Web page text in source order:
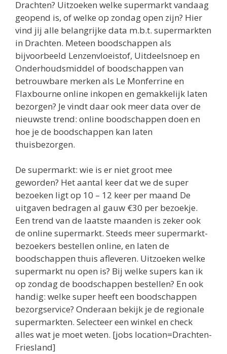
Drachten? Uitzoeken welke supermarkt vandaag
geopend is, of welke op zondag open zijn? Hier
vind jij alle belangrijke data m.b.t. supermarkten
in Drachten. Meteen boodschappen als
bijvoorbeeld Lenzenvloeistof, Uitdeelsnoep en
Onderhoudsmiddel of boodschappen van
betrouwbare merken als Le Monferrine en
Flaxbourne online inkopen en gemakkelijk laten
bezorgen? Je vindt daar ook meer data over de
nieuwste trend: online boodschappen doen en
hoe je de boodschappen kan laten
thuisbezorgen.
De supermarkt: wie is er niet groot mee
geworden? Het aantal keer dat we de super
bezoeken ligt op 10 – 12 keer per maand De
uitgaven bedragen al gauw €30 per bezoekje.
Een trend van de laatste maanden is zeker ook
de online supermarkt. Steeds meer supermarkt-
bezoekers bestellen online, en laten de
boodschappen thuis afleveren. Uitzoeken welke
supermarkt nu open is? Bij welke supers kan ik
op zondag de boodschappen bestellen? En ook
handig: welke super heeft een boodschappen
bezorgservice? Onderaan bekijk je de regionale
supermarkten. Selecteer een winkel en check
alles wat je moet weten. [jobs location=Drachten-
Friesland]